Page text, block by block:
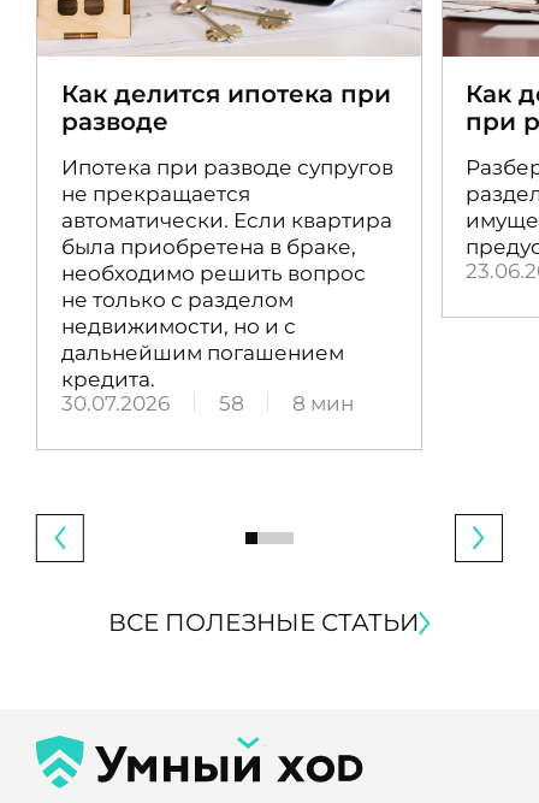
Как делится ипотека при
разводе
Ипотека при разводе супругов
не прекращается
автоматически. Если квартира
была приобретена в браке,
необходимо решить вопрос
не только с разделом
недвижимости, но и с
дальнейшим погашением
кредита.
30.07.2026
58 8 мин
Как
при
ВСЕ ПОЛЕЗНЫЕ СТАТЬИ